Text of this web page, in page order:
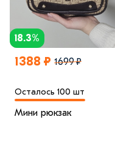
18.3%
1388 ₽ 1699 ₽
Осталось 100 шт
Мини рюкзак